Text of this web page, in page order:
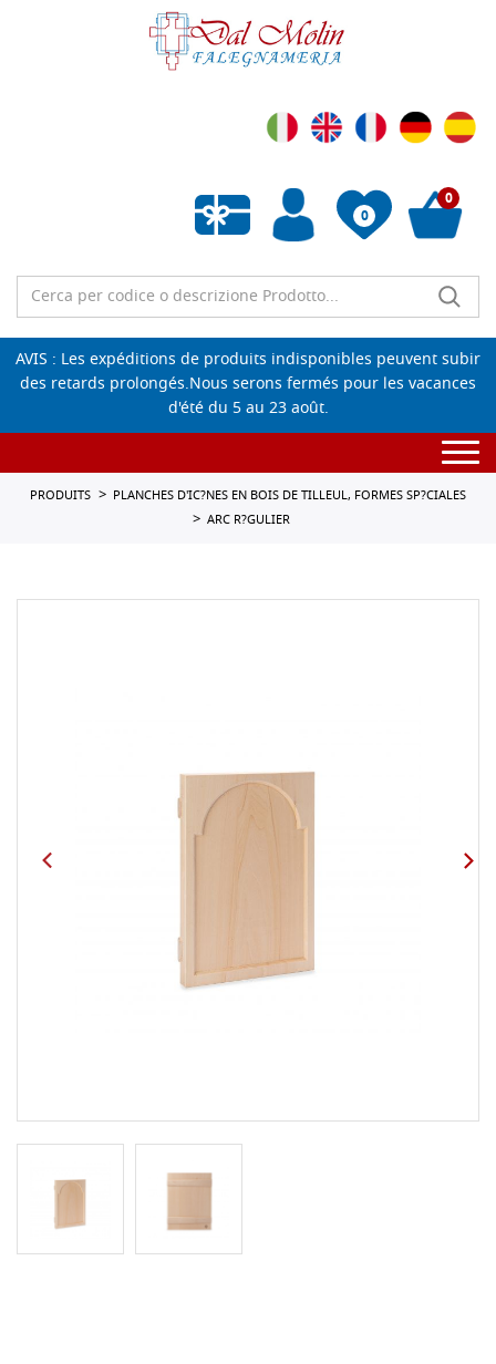
0
Liste de souhaits vide
0
AVIS : Les expéditions de produits indisponibles peuvent subir
des retards prolongés.Nous serons fermés pour les vacances
d'été du 5 au 23 août.
PRODUITS
PLANCHES D'IC?NES EN BOIS DE TILLEUL, FORMES SP?CIALES
ARC R?GULIER